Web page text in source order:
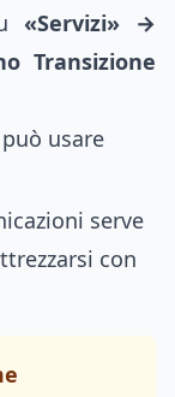
«Servizi» →
Transizione
usare
serve
con